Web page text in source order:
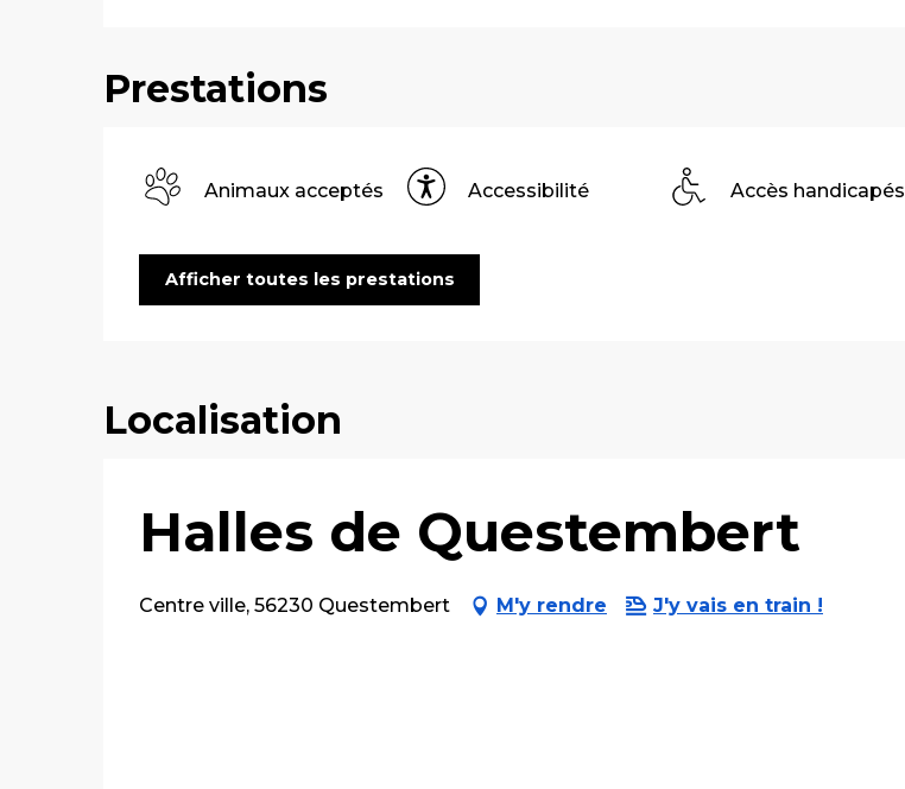
Prestations
Animaux acceptés Accessibilité Accès handicapés
Afficher toutes les prestations
Localisation
Halles de Questembert
Centre ville, 56230 Questembert M'y rendre J'y vais en train !